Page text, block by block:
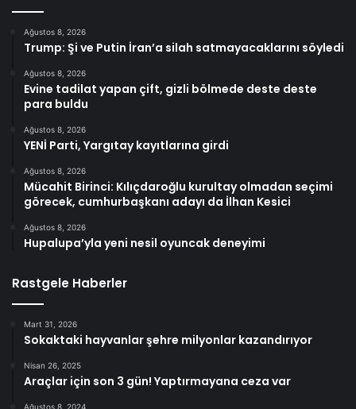
Ağustos 8, 2026
Trump: Şi ve Putin İran’a silah satmayacaklarını söyledi
Ağustos 8, 2026
Evine tadilat yapan çift, gizli bölmede deste deste
para buldu
Ağustos 8, 2026
YENİ Parti, Yargıtay kayıtlarına girdi
Ağustos 8, 2026
Mücahit Birinci: Kılıçdaroğlu kurultay olmadan seçimi
görecek, cumhurbaşkanı adayı da İlhan Kesici
Ağustos 8, 2026
Hupalupa’yla yeni nesil oyuncak deneyimi
Rastgele Haberler
Mart 31, 2026
Sokaktaki hayvanlar şehre milyonlar kazandırıyor
Nisan 26, 2025
Araçlar için son 3 gün! Yaptırmayana ceza var
Ağustos 8, 2024